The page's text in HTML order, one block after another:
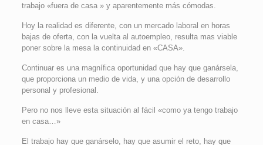
trabajo «fuera de casa » y aparentemente más cómodas.
Hoy la realidad es diferente, con un mercado laboral en horas
bajas de oferta, con la vuelta al autoempleo, resulta mas viable
poner sobre la mesa la continuidad en «CASA».
Continuar es una magnífica oportunidad que hay que ganársela,
que proporciona un medio de vida, y una opción de desarrollo
personal y profesional.
Pero no nos lleve esta situación al fácil «como ya tengo trabajo
en casa…»
El trabajo hay que ganárselo, hay que asumir el reto, hay que